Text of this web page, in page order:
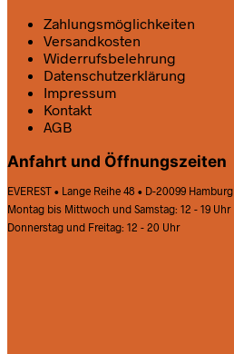
Zahlungsmöglichkeiten
Versandkosten
Widerrufsbelehrung
Datenschutz­erklärung
Impressum
Kontakt
AGB
Anfahrt und Öffnungszeiten
EVEREST • Lange Reihe 48 • D-20099 Hamburg
Montag bis Mittwoch und Samstag: 12 - 19 Uhr
Donnerstag und Freitag: 12 - 20 Uhr